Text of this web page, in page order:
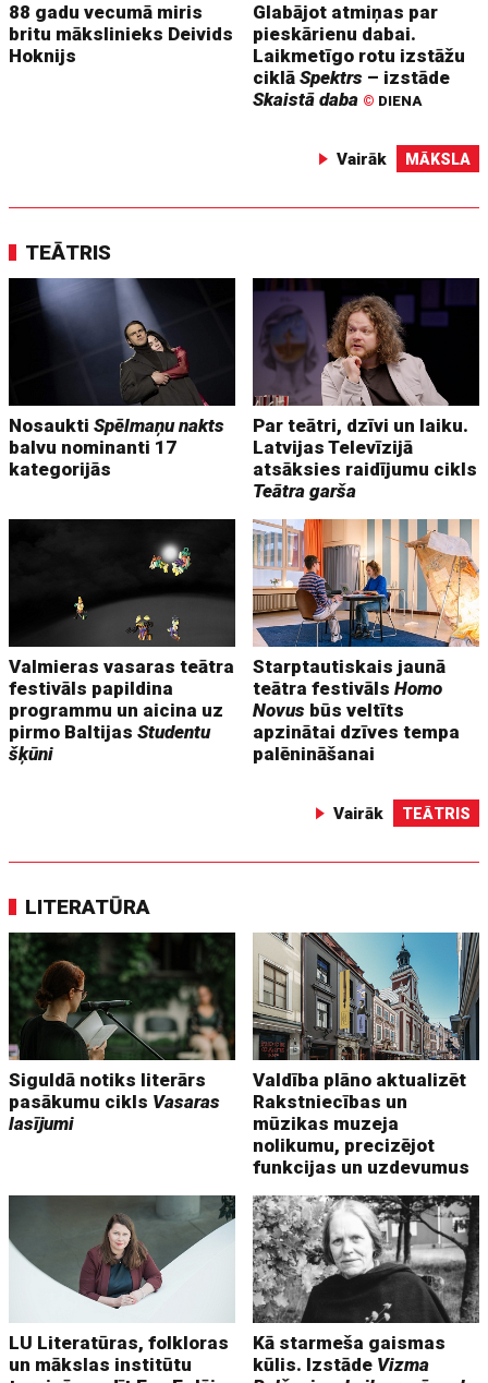
88 gadu vecumā miris
britu mākslinieks Deivids
Hoknijs
Glabājot atmiņas par
pieskārienu dabai.
Laikmetīgo rotu izstāžu
ciklāSpektrs – izstāde
Skaistā daba © DIENA
Vairāk MĀKSLA
TEĀTRIS
NosauktiSpēlmaņu nakts
balvu nominanti 17
kategorijās
Par teātri, dzīvi un laiku.
Latvijas Televīzijā
atsāksies raidījumu cikls
Teātra garša
Valmieras vasaras teātra
festivāls papildina
programmu un aicina uz
pirmo BaltijasStudentu
šķūni
Starptautiskais jaunā
teātra festivālsHomo
Novus būs veltīts
apzinātai dzīves tempa
palēnināšanai
Vairāk TEĀTRIS
LITERATŪRA
Siguldā notiks literārs
pasākumu cikls Vasaras
lasījumi
Valdība plāno aktualizēt
Rakstniecības un
mūzikas muzeja
nolikumu, precizējot
funkcijas un uzdevumus
LU Literatūras, folkloras
un mākslas institūtu
Kā starmeša gaismas
kūlis. Izstāde Vizma